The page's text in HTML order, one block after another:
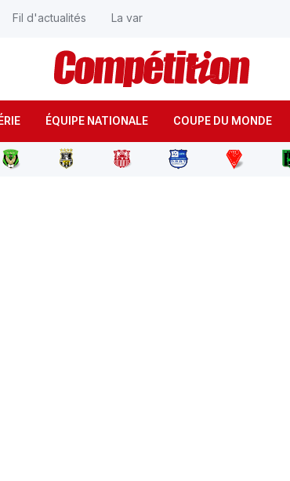
ÉQUIPE NATIONALE COUPE DU MONDE
Fil d'actualités La var